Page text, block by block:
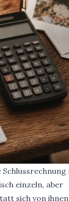
einzeln, aber
sich von ihnen